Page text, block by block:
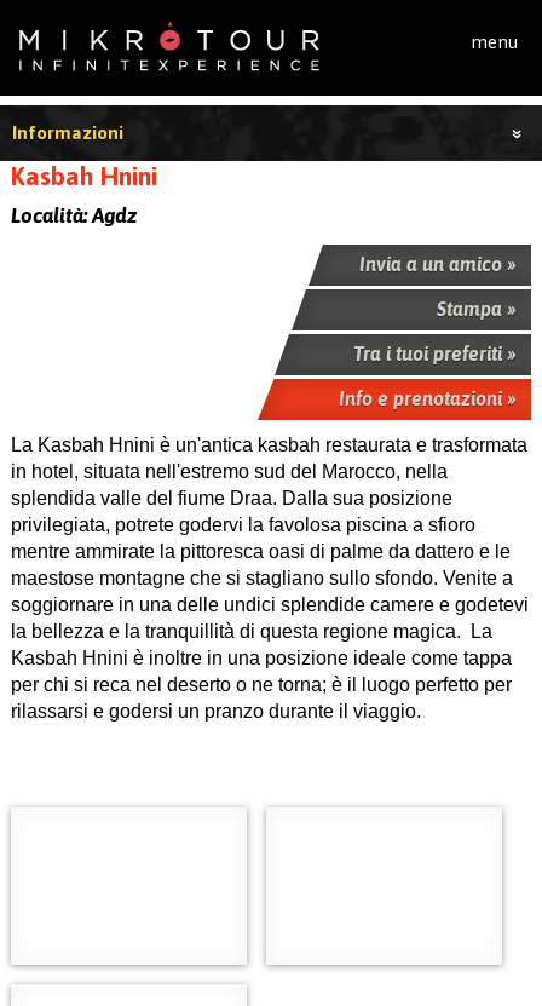
menu
Informazioni
Kasbah Hnini
Località:Agdz
Invia a un amico »
Stampa »
Tra i tuoi preferiti »
Info e prenotazioni »
La Kasbah Hnini è un'antica kasbah restaurata e trasformata
in hotel, situata nell'estremo sud del Marocco, nella
splendida valle del fiume Draa. Dalla sua posizione
privilegiata, potrete godervi la favolosa piscina a sfioro
mentre ammirate la pittoresca oasi di palme da dattero e le
maestose montagne che si stagliano sullo sfondo. Venite a
soggiornare in una delle undici splendide camere e godetevi
la bellezza e la tranquillità di questa regione magica. La
Kasbah Hnini è inoltre in una posizione ideale come tappa
per chi si reca nel deserto o ne torna; è il luogo perfetto per
rilassarsi e godersi un pranzo durante il viaggio.